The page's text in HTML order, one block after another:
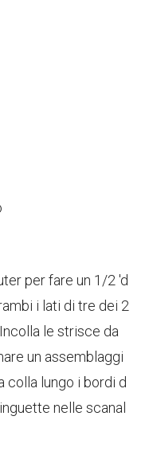
per fare un 1/2 'd
i lati di tre dei 2
le strisce da
un assemblaggi
colla lungo i bordi d
nelle scanal